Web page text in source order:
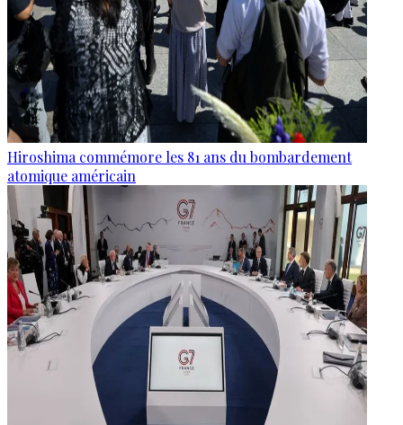
Hiroshima commémore les 81 ans du bombardement
atomique américain